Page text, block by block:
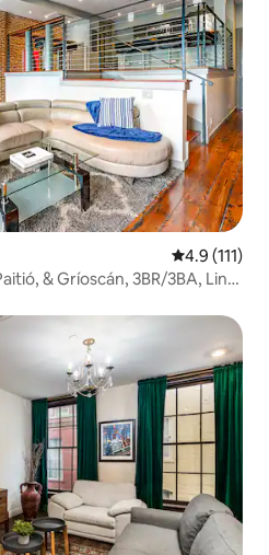
Meánrátáil
4.9 (111)
& Gríoscán, 3BR/3BA, Linn